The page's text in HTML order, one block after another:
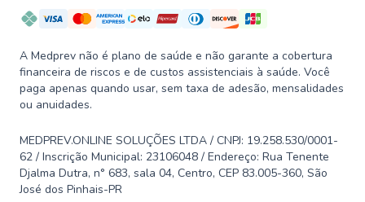
A Medprev não é plano de saúde e não garante a cobertura
financeira de riscos e de custos assistenciais à saúde. Você
paga apenas quando usar, sem taxa de adesão, mensalidades
ou anuidades.
MEDPREV.ONLINE SOLUÇÕES LTDA / CNPJ: 19.258.530/0001-
62 / Inscrição Municipal: 23106048 / Endereço: Rua Tenente
Djalma Dutra, n° 683, sala 04, Centro, CEP 83.005-360, São
José dos Pinhais-PR